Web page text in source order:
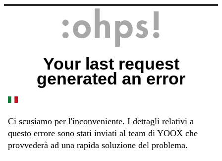
Your last request
generated an error
Ci scusiamo per l'inconveniente. I dettagli relativi a
questo errore sono stati inviati al team di YOOX che
provvederà ad una rapida soluzione del problema.